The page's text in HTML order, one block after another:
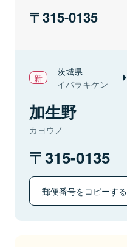
315-0135
茨城県
イバラキケン
加生野
カヨウノ
315-0135
郵便番号をコピーする